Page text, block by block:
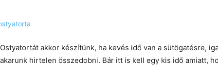
Ostyatortát akkor készítünk, ha kevés idő van a sütögatésre,
akarunk hirtelen összedobni. Bár itt is kell egy kis idő amiatt,